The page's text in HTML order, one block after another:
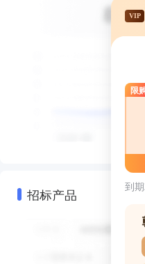
招标产品
VIP
限
到